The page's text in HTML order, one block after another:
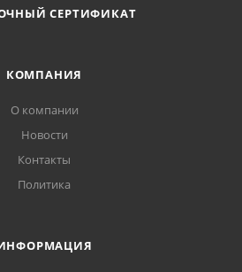
СЕРТИФИКАТ
КОМПАНИЯ
О компании
Новости
Контакты
Политика